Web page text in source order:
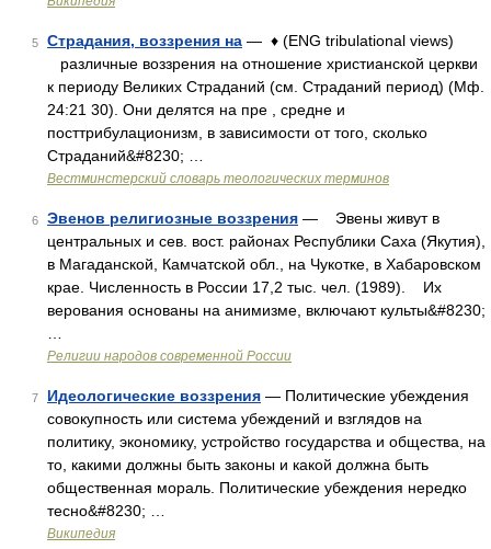
5 Страдания, воззрения на — ♦ (ENG tribulational views)
различные воззрения на отношение христианской церкви
к периоду Великих Страданий (см. Страданий период) (Мф.
24:21 30). Они делятся на пре , средне и
посттрибулационизм, в зависимости от того, сколько
Страданий&#8230; …
Вестминстерский словарь теологических терминов
6 Эвенов религиозные воззрения — Эвены живут в
центральных и сев. вост. районах Республики Саха (Якутия),
в Магаданской, Камчатской обл., на Чукотке, в Хабаровском
крае. Численность в России 17,2 тыс. чел. (1989). Их
верования основаны на анимизме, включают культы&#8230;
Религии народов современной России
7 Идеологические воззрения — Политические убеждения
совокупность или система убеждений и взглядов на
политику, экономику, устройство государства и общества, на
то, какими должны быть законы и какой должна быть
общественная мораль. Политические убеждения нередко
тесно&#8230; …
Википедия